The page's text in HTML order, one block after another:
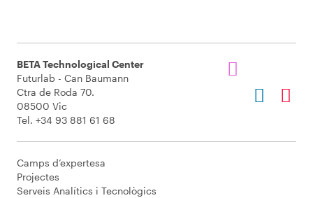
BETA Technological Center
Futurlab - Can Baumann
Ctra de Roda 70.
08500 Vic
Tel. +34 93 881 61 68
Camps d’expertesa
Projectes
Serveis Analítics i Tecnològics